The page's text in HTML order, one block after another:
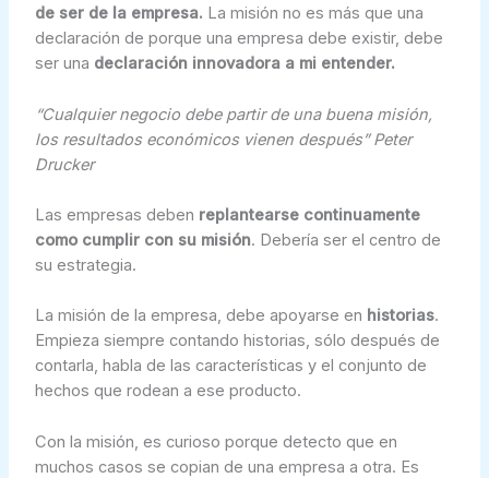
de ser de la empresa. La misión no es más que una
declaración de porque una empresa debe existir, debe
ser una declaración innovadora a mi entender.
“Cualquier negocio debe partir de una buena misión,
los resultados económicos vienen después” Peter
Drucker
Las empresas deben replantearse continuamente
como cumplir con su misión. Debería ser el centro de
su estrategia.
La misión de la empresa, debe apoyarse en historias.
Empieza siempre contando historias, sólo después de
contarla, habla de las características y el conjunto de
hechos que rodean a ese producto.
Con la misión, es curioso porque detecto que en
muchos casos se copian de una empresa a otra. Es